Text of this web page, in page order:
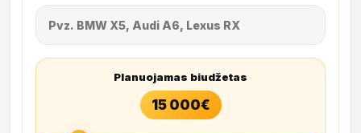
Planuojamas biudžetas
15 000€